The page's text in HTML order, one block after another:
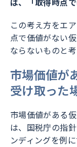
この考え方をエ
点で価値がない
ならないものと
市場価値が
受け取った
市場価値がある
は、国税庁の指
ンディングを例